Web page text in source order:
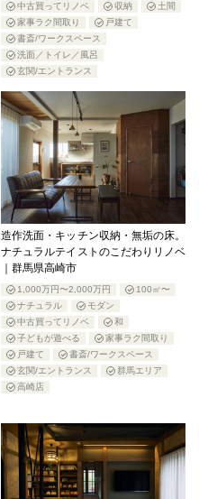
中古買ってリノベ
収納
土間
家事ラク間取り
戸建て
書斎/ワークスペース
洗面／トイレ／風呂
玄関/エントランス
造作洗面・キッチン収納・無垢の床。
ナチュラルテイストのこだわりリノベ
｜群馬県高崎市
1,000万円〜2,000万円
100㎡〜
ナチュラル
モダン
中古買ってリノベ
和
子どもが遊べる
家事ラク間取り
戸建て
書斎/ワークスペース
玄関/エントランス
群馬エリア
高崎店